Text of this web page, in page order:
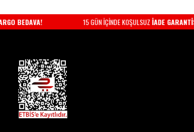
12:00 ARASI VERİLEN SİPARİŞLERAYNI GÜN KARGO!